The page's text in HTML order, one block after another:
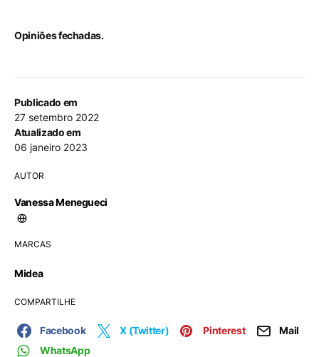
Publicado em
27 setembro 2022
Atualizado em
06 janeiro 2023
AUTOR
Vanessa Menegueci
MARCAS
Midea
COMPARTILHE
Facebook X (Twitter) Pinterest
Mail
WhatsApp
Opiniões fechadas.